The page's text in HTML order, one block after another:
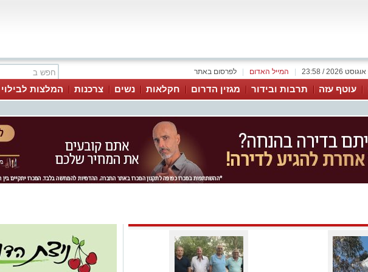
לפרסום באתר המייל האדום
עוטף עזה תרבות ובידור מגזין הדרום חקלאות נשים צרכנות המלצות לבילוי